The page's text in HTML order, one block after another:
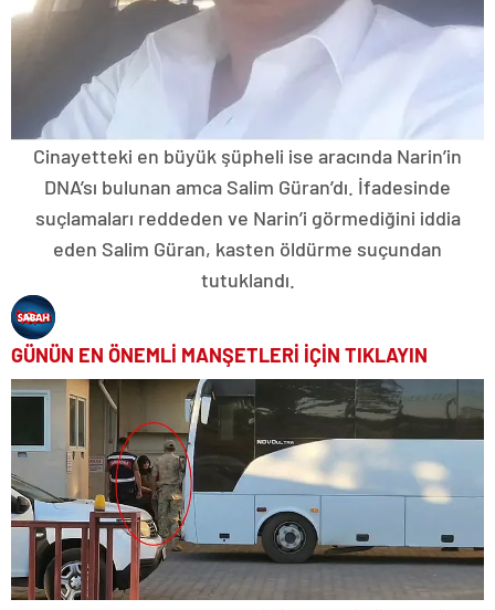
Cinayetteki en büyük şüpheli ise aracında Narin’in
DNA’sı bulunan amca Salim Güran’dı. İfadesinde
suçlamaları reddeden ve Narin’i görmediğini iddia
eden Salim Güran, kasten öldürme suçundan
tutuklandı.
GÜNÜN EN ÖNEMLİ MANŞETLERİ İÇİN TIKLAYIN